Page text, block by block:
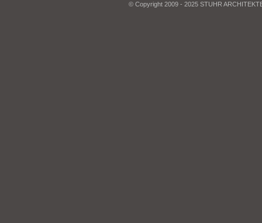
© Copyright 2009 - 2025 STUHR